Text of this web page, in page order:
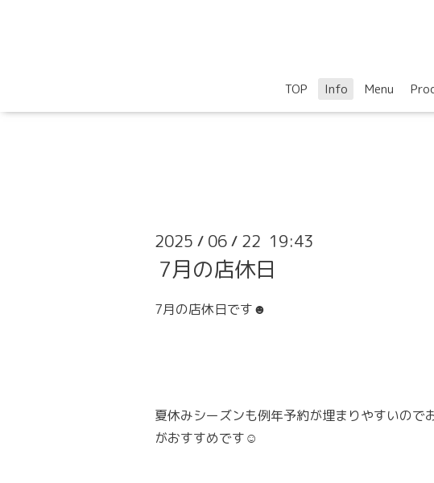
TOP Info Menu
2025 / 06 / 22 19:43
7月の店休日
7月の店休日です☻
夏休みシーズンも例年予約が埋まりやすいので
がおすすめです☺️